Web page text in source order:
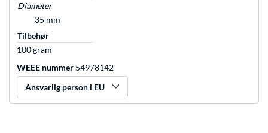
Diameter
35 mm
Tilbehør
100 gram
WEEE nummer 54978142
Ansvarlig person i EU